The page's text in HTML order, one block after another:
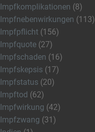
Impfkomplikationen (8)
Impfnebenwirkungen (113)
Impfpflicht (156)
Impfquote (27)
Impfschaden (16)
Impfskepsis (17)
Impfstatus (20)
Impftod (62)
Impfwirkung (42)
Impfzwang (31)